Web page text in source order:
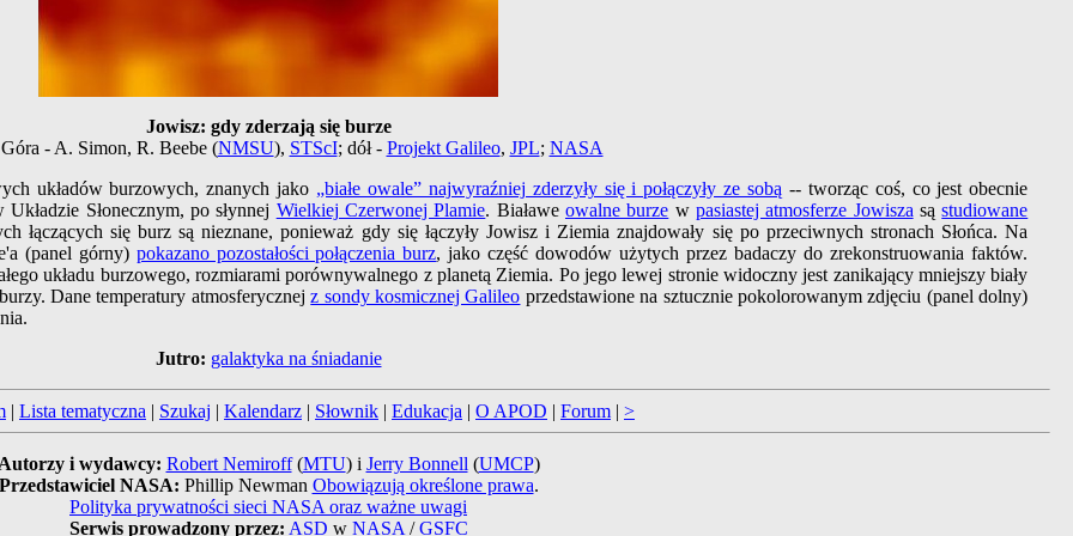
Jowisz: gdy zderzają się burze
- A. Simon, R. Beebe (NMSU), STScI; dół - Projekt Galileo, JPL; NASA
układów burzowych, znanych jako „białe owale” najwyraźniej zderzyły się i połączyły ze sobą -- tworząc coś, co jest obecnie
Słonecznym, po słynnej Wielkiej Czerwonej Plamie. Białawe owalne burze w pasiastej atmosferze Jowisza sąstudiowane
łączących się burz są nieznane, ponieważ gdy się łączyły Jowisz i Ziemia znajdowały się po przeciwnych stronach Słońca. Na
(panel górny) pokazano pozostałości połączenia burz, jako część dowodów użytych przez badaczy do zrekonstruowania faktów.
układu burzowego, rozmiarami porównywalnego z planetą Ziemia. Po jego lewej stronie widoczny jest zanikający mniejszy biały
Dane temperatury atmosferycznejz sondy kosmicznej Galileo przedstawione na sztucznie pokolorowanym zdjęciu (panel dolny)
Jutro: galaktyka na śniadanie
| Lista tematyczna | Szukaj | Kalendarz | Słownik | Edukacja | O APOD | Forum | >
i wydawcy: Robert Nemiroff(MTU) i Jerry Bonnell (UMCP)
NASA: Phillip Newman Obowiązują określone prawa.
Polityka prywatności sieci NASA oraz ważne uwagi
Serwis prowadzony przez: ASD w NASA /GSFC